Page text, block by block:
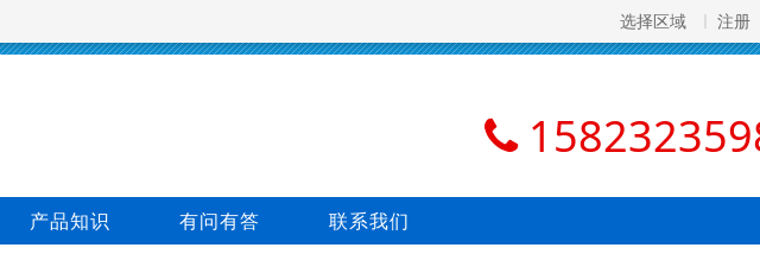
选择区域 注册
产品知识 有问有答 联系我们